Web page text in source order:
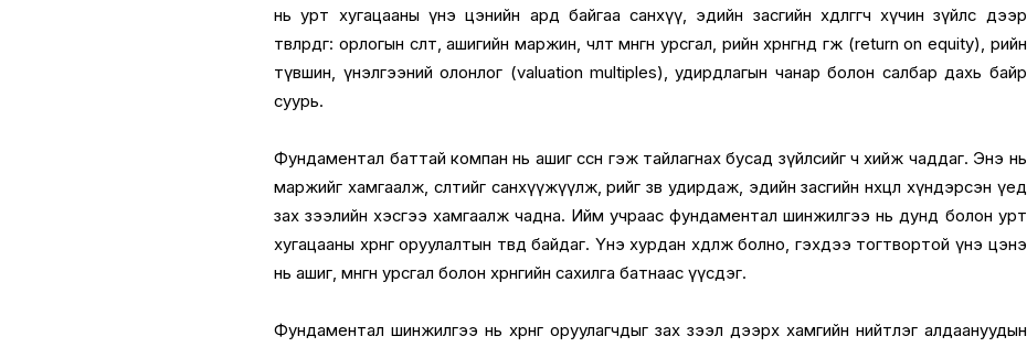
нь урт хугацааны үнэ цэнийн ард байгаа санхүү, эдийн засгийн хөдөлгөгч хүчин зүйлс дээр
төвлөрдөг: орлогын өсөлт, ашигийн маржин, чөлөөт мөнгөн урсгал, өөрийн хөрөнгөнд өгөөж (return on equity), өрийн
түвшин, үнэлгээний олонлог (valuation multiples), удирдлагын чанар болон салбар дахь байр
суурь.
Фундаментал баттай компан нь ашиг өссөн гэж тайлагнах бусад зүйлсийг ч хийж чаддаг. Энэ нь
маржийг хамгаалж, өсөлтийг санхүүжүүлж, өрийг зөв удирдаж, эдийн засгийн нөхцөл хүндэрсэн үед
зах зээлийн хэсгээ хамгаалж чадна. Ийм учраас фундаментал шинжилгээ нь дунд болон урт
хугацааны хөрөнгө оруулалтын төвд байдаг. Үнэ хурдан хөдөлж болно, гэхдээ тогтвортой үнэ цэнэ
нь ашиг, мөнгөн урсгал болон хөрөнгийн сахилга батнаас үүсдэг.
Фундаментал шинжилгээ нь хөрөнгө оруулагчдыг зах зээл дээрх хамгийн нийтлэг алдаануудын